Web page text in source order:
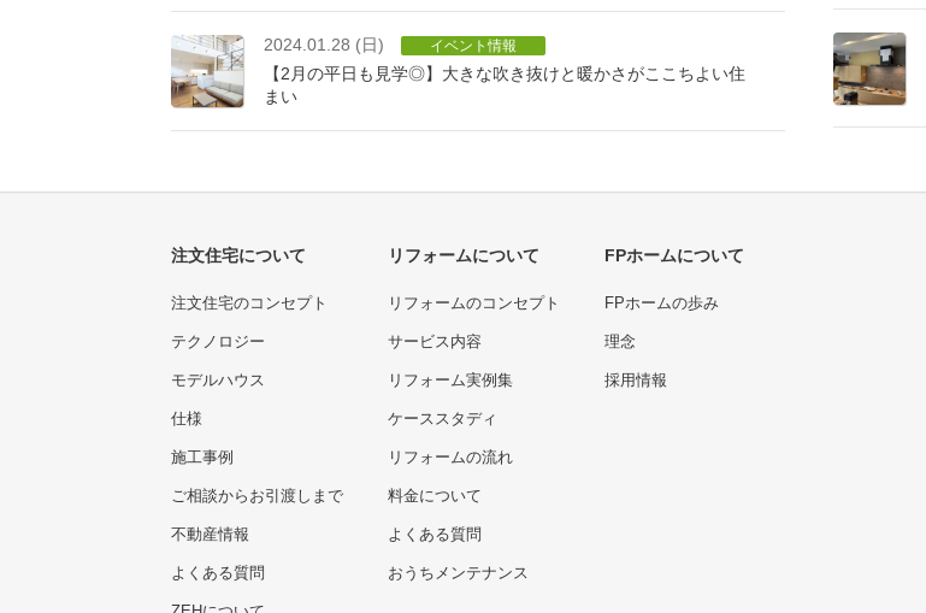
2024.01.28 (日) イベント情報
【2月の平日も見学◎】大きな吹き抜けと暖かさがここちよい住
まい
注文住宅について
注文住宅のコンセプト
テクノロジー
モデルハウス
仕様
施工事例
ご相談からお引渡しまで
不動産情報
よくある質問
リフォームについて
リフォームのコンセプト
サービス内容
リフォーム実例集
ケーススタディ
リフォームの流れ
料金について
よくある質問
おうちメンテナンス
FPホームについて
FPホームの歩み
理念
採用情報